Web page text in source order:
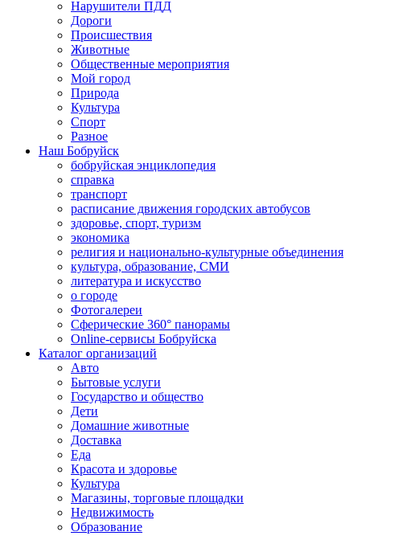
Нарушители ПДД
Дороги
Происшествия
Животные
Общественные мероприятия
Мой город
Природа
Культура
Спорт
Разное
Наш Бобруйск
бобруйская энциклопедия
справка
транспорт
расписание движения городских автобусов
здоровье, спорт, туризм
экономика
религия и национально-культурные объединения
культура, образование, СМИ
литература и искусство
о городе
Фотогалереи
Сферические 360° панорамы
Online-сервисы Бобруйска
Каталог организаций
Авто
Бытовые услуги
Государство и общество
Дети
Домашние животные
Доставка
Еда
Красота и здоровье
Культура
Магазины, торговые площадки
Недвижимость
Образование